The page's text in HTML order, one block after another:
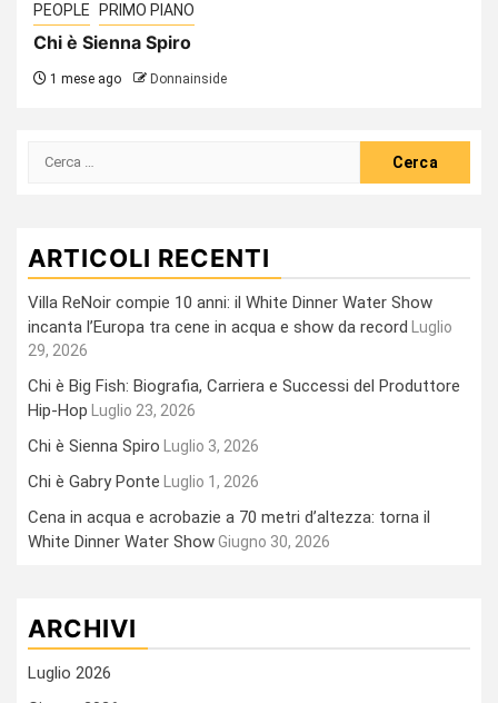
PEOPLE PRIMO PIANO
Chi è Sienna Spiro
1 mese ago Donnainside
Ricerca
ARTICOLI RECENTI
Villa ReNoir compie 10 anni: il White Dinner Water Show
incanta l’Europa tra cene in acqua e show da record
Luglio
29, 2026
Chi è Big Fish: Biografia, Carriera e Successi del Produttore
Hip-Hop
Luglio 23, 2026
Chi è Sienna Spiro Luglio 3, 2026
Chi è Gabry Ponte Luglio 1, 2026
Cena in acqua e acrobazie a 70 metri d’altezza: torna il
White Dinner Water ShowGiugno 30, 2026
ARCHIVI
Luglio 2026